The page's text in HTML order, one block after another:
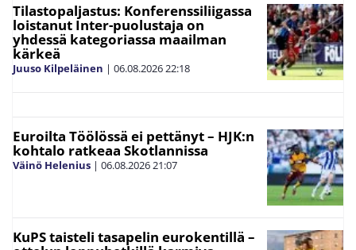
Tilastopaljastus: Konferenssiliigassa
loistanut Inter-puolustaja on
yhdessä kategoriassa maailman
kärkeä
Juuso Kilpeläinen | 06.08.2026 22:18
Euroilta Töölössä ei pettänyt – HJK:n
kohtalo ratkeaa Skotlannissa
Väinö Helenius | 06.08.2026 21:07
KuPS taisteli tasapelin eurokentillä –